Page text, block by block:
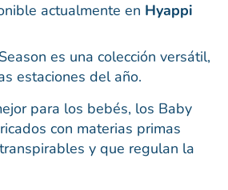
actualmente en Hyappi
es una colección versátil,
estaciones del año.
para los bebés, los Baby
con materias primas
y que regulan la